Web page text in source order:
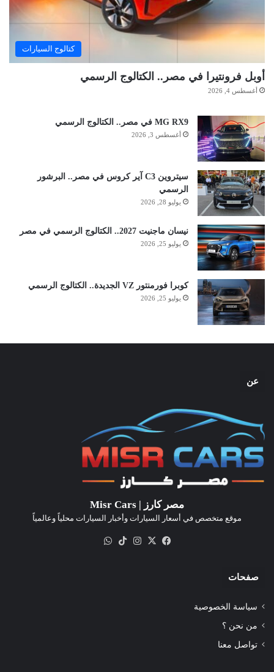
كتالوج السيارات
أوبل فرونتيرا في مصر.. الكتالوج الرسمي
أغسطس 4, 2026
MG RX9 في مصر.. الكتالوج الرسمي
أغسطس 3, 2026
سيتروين C3 آير كروس في مصر.. البرشور
الرسمي
يوليو 28, 2026
نيسان ماجنيت 2027.. الكتالوج الرسمي في مصر
يوليو 25, 2026
كوبرا فورمنتور VZ الجديدة.. الكتالوج الرسمي
يوليو 25, 2026
عن
مصر كارز | Misr Cars
موقع متخصص في أسعار السيارات وأخبار السيارات محلياً وعالمياً
فيسبوك
‫X انستقرام‫TikTok
صفحات
سياسة الخصوصية
من نحن ؟
تواصل معنا